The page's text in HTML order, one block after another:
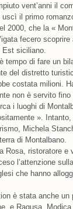
vent’anni il
uscì il primo
2000, che la «
fecero
siciliano.
tempo di fare un
del distretto
costata milioni.
non è servito
i luoghi di
».
Michela
di Montalbano.
Rosa, ristoratore e
l’attenzione
che hanno
è stata anche un
e Ragusa,